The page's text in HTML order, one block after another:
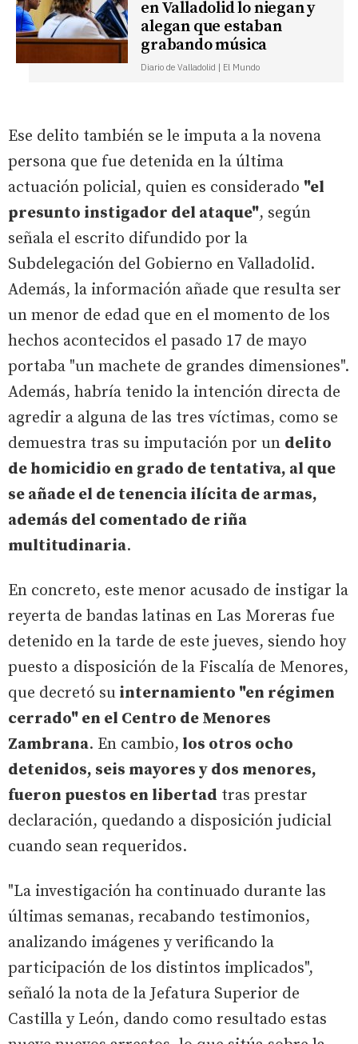
en Valladolid lo niegan y
alegan que estaban
grabando música
Diario de Valladolid | El Mundo
Ese delito también se le imputa a la novena
persona que fue detenida en la última
actuación policial, quien es considerado "el
presunto instigador del ataque", según
señala el escrito difundido por la
Subdelegación del Gobierno en Valladolid.
Además, la información añade que resulta ser
un menor de edad que en el momento de los
hechos acontecidos el pasado 17 de mayo
portaba "un machete de grandes dimensiones".
Además, habría tenido la intención directa de
agredir a alguna de las tres víctimas, como se
demuestra tras su imputación por un delito
de homicidio en grado de tentativa, al que
se añade el de tenencia ilícita de armas,
además del comentado de riña
multitudinaria.
En concreto, este menor acusado de instigar la
reyerta de bandas latinas en Las Moreras fue
detenido en la tarde de este jueves, siendo hoy
puesto a disposición de la Fiscalía de Menores,
que decretó su internamiento "en régimen
cerrado" en el Centro de Menores
Zambrana. En cambio, los otros ocho
detenidos, seis mayores y dos menores,
fueron puestos en libertad tras prestar
declaración, quedando a disposición judicial
cuando sean requeridos.
"La investigación ha continuado durante las
últimas semanas, recabando testimonios,
analizando imágenes y verificando la
participación de los distintos implicados",
señaló la nota de la Jefatura Superior de
Castilla y León, dando como resultado estas